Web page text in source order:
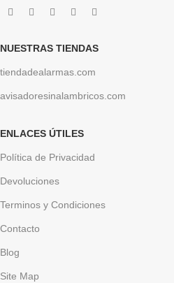
NUESTRAS TIENDAS
tiendadealarmas.com
avisadoresinalambricos.com
ENLACES ÚTILES
Política de Privacidad
Devoluciones
Terminos y Condiciones
Contacto
Blog
Site Map